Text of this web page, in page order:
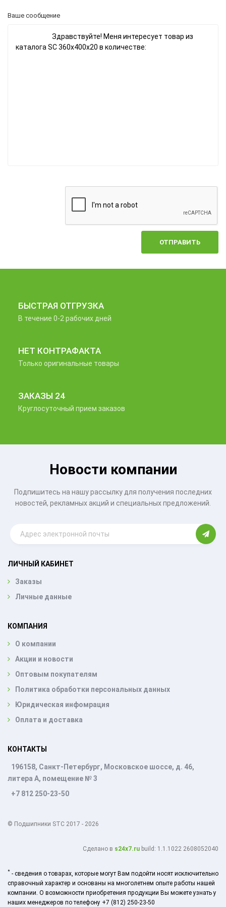
Ваше сообщение
ОТПРАВИТЬ
БЫСТРАЯ ОТГРУЗКА
В течение 0-2 рабочих дней
НЕТ КОНТРАФАКТА
Только оригинальные товары
ЗАКАЗЫ 24
Круглосуточный прием заказов
Новости компании
Подпишитесь на нашу рассылку для получения последних
новостей, рекламных акций и специальных предложений.
ЛИЧНЫЙ КАБИНЕТ
Заказы
Личные данные
КОМПАНИЯ
О компании
Акции и новости
Оптовым покупателям
Политика обработки персональных данных
Юридическая инфомрация
Оплата и доставка
КОНТАКТЫ
196158, Санкт-Петербург, Московское шоссе, д. 46,
литера А, помещение № 3
+7 812 250-23-50
© Подшипники STC 2017 - 2026
Cделано в s24x7.ru build: 1.1.1022 2608052040
* - сведения о товарах, которые могут Вам подойти носят исключительно
справочный характер и основаны на многолетнем опыте работы нашей
компании. О возможности приобретения продукции Вы можете узнать у
наших менеджеров по телефону +7 (812) 250-23-50